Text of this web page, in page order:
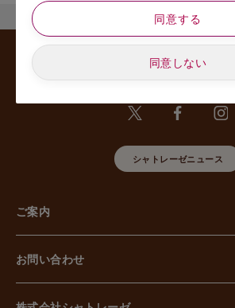
のお申し出があった場合には、請求者が
あるいは正式な代理人として認められる方
な期間と範囲内で対応させていただきます
5. 個人情報の安全管理のために講じた
に以下の措置をしております。
【組織的安全管理措置】
用、個人情報の取扱い状況を確認する手段
等事案に対応する体制の整備、取扱い状況
管理措置の見直し等に関して、必要な措置
個人情報の取扱いに関する留意事項につい
持に関する事項を含む誓約書を取得して
【物理的安全管理措置】
個人情報を取り扱う区域の管理、機器及び
難等の防止、電子媒体等を持ち運ぶ場合
て、必要な措置を講じています。
同意する
同意しない
シャトレーゼニュース
ご案内
お問い合わせ